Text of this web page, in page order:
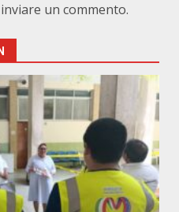
un commento.